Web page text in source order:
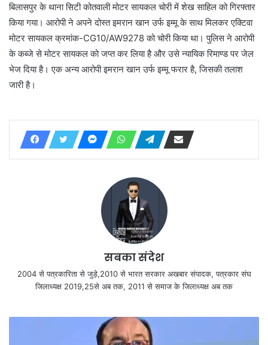
बिलासपुर के थाना सिटी कोतवाली मोटर सायकल चोरी में शेख साहिल को गिरफ्तार
किया गया। आरोपी ने अपने दोस्त इमरान खान उर्फ इम्मू के साथ मिलकर एक्टिवा
मोटर सायकल क्रमांक-CG10/AW9278 को चोरी किया था। पुलिस ने आरोपी
के कब्जे से मोटर सायकल को जप्त कर लिया है और उसे न्यायिक रिमाण्ड पर जेल
भेज दिया है। एक अन्य आरोपी इमरान खान उर्फ इम्मू फरार है, जिसकी तलाश
जारी है।
सबका संदेश
2004 से पत्रकारिता से जुड़े,2010 से भारत सरकार अखबार संपादक, पत्रकार संघ
जिलाध्यक्ष 2019,25से अब तक, 2011 से समाज के जिलाध्यक्ष अब तक